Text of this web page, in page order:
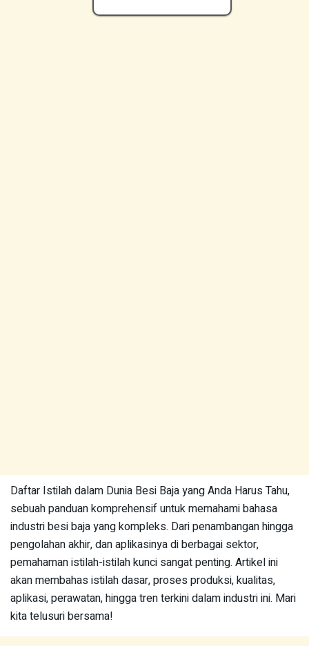
Daftar Istilah dalam Dunia Besi Baja yang Anda Harus Tahu,
sebuah panduan komprehensif untuk memahami bahasa
industri besi baja yang kompleks. Dari penambangan hingga
pengolahan akhir, dan aplikasinya di berbagai sektor,
pemahaman istilah-istilah kunci sangat penting. Artikel ini
akan membahas istilah dasar, proses produksi, kualitas,
aplikasi, perawatan, hingga tren terkini dalam industri ini. Mari
kita telusuri bersama!